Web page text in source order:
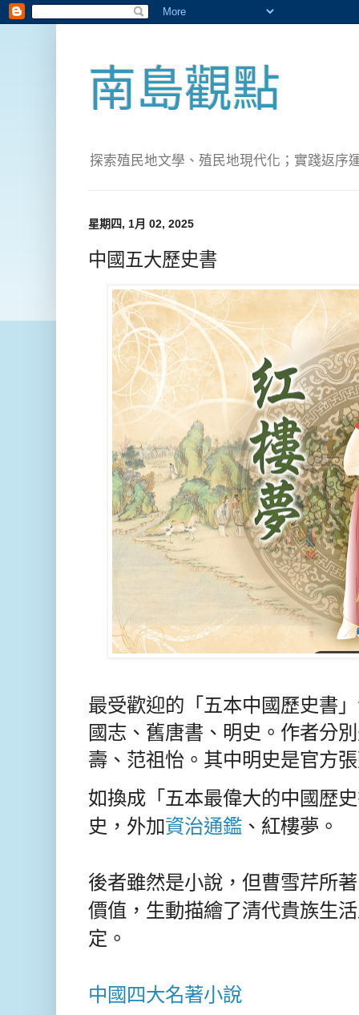
南島觀點
探索殖民地文學、殖民地現代化；實踐返序
星期四, 1月 02, 2025
中國五大歷史書
最受歡迎的「五本中國歷史書
國志、舊唐書、明史。作者分
壽、范祖怡。其中明史是官方
如換成「五本最偉大的中國歴
史，外加資治通鑑 、紅樓夢。
後者雖然是小說，但曹雪芹所
價值，生動描繪了清代貴族生
定。
中國四大名著小說